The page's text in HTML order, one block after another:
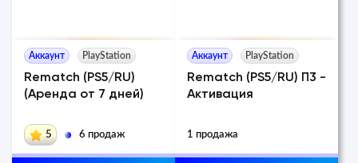
Аккаунт PlayStation
Rematch (PS5/RU)
(Аренда от 7 дней)
5 6 продаж
Аккаунт PlayStation
Rematch (PS5/RU) П3 -
Активация
1 продажа